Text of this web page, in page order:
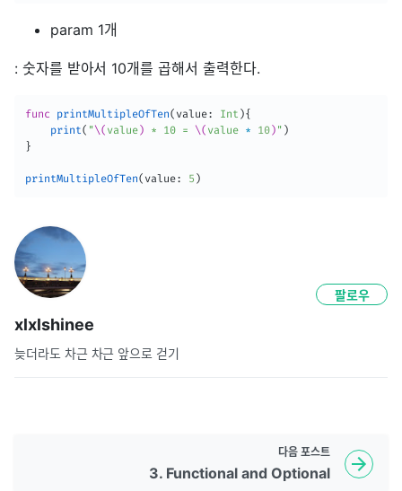
param 1개
: 숫자를 받아서 10개를 곱해서 출력한다.
func printMultipleOfTen( value: Int ){
print( "\( value ) * 10 = \( value * 10 ) " )
}
printMultipleOfTen( value: 5 )
xlxlshinee
늦더라도 차근 차근 앞으로 걷기
팔로우
다음 포스트
3. Functional and Optional